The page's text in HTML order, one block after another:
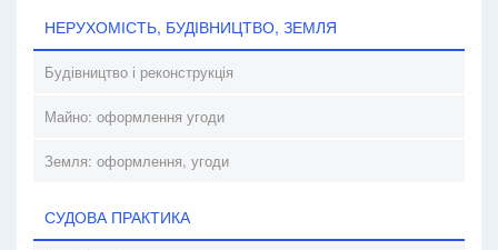
НЕРУХОМІСТЬ, БУДІВНИЦТВО, ЗЕМЛЯ
Будівництво і реконструкція
Майно: оформлення угоди
Земля: оформлення, угоди
СУДОВА ПРАКТИКА